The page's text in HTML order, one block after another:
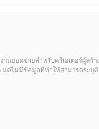
านยอดขายสำหรับครีเอเตอร์ผู้สร้า
แต่ไม่มีข้อมูลที่ทำให้สามารถระบุ